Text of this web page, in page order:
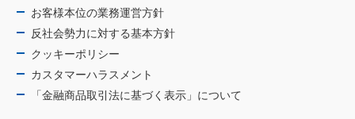
お客様本位の業務運営方針
反社会勢力に対する基本方針
クッキーポリシー
カスタマーハラスメント
「金融商品取引法に基づく表示」について